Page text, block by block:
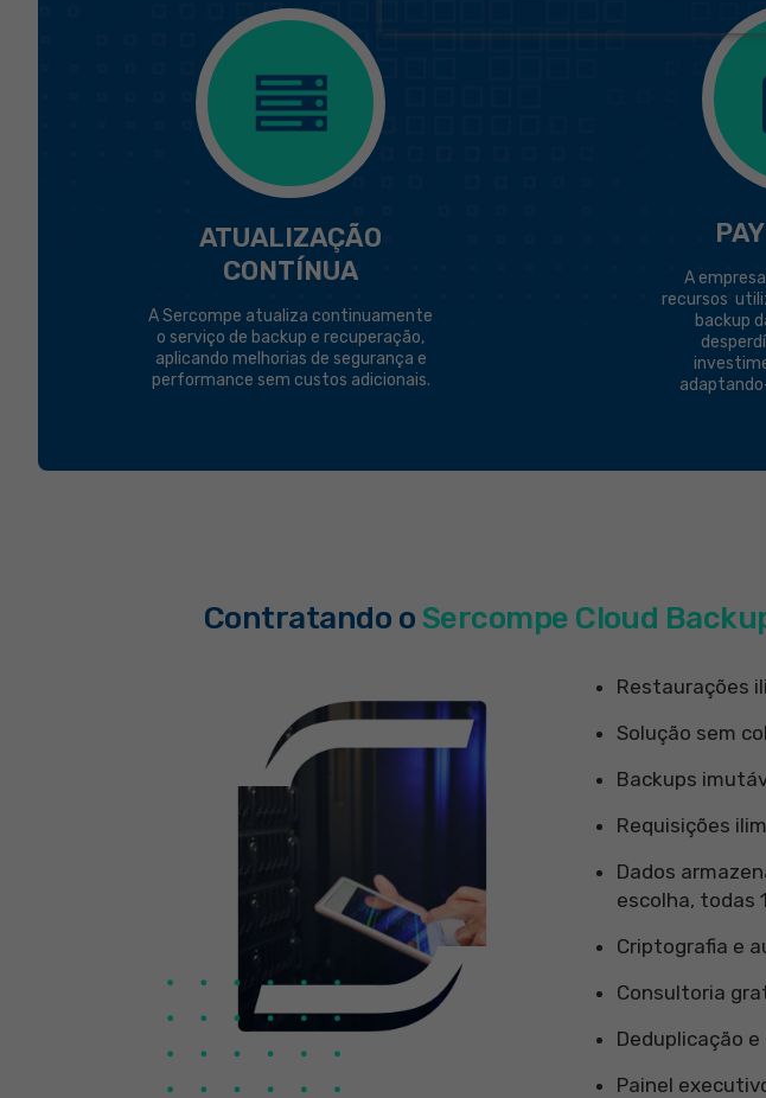
ATUALIZAÇÃO
CONTÍNUA
A Sercompe atualiza continuamente
o serviço de backup e recuperação,
aplicando melhorias de segurança e
performance sem custos adicionais.
A
recursos
backup
Contratando oSercompe Cloud
Restaurações
Solução sem
Backups
Requisições
Dados
escolha, todas
Criptografia e
Consultoria
Deduplicação
Painel